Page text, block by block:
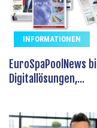
INFORMATIONEN
EuroSpaPoolNews
Digitallösungen,...